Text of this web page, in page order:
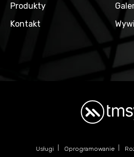
Produkty
Kontakt
Usługi Oprogramowanie